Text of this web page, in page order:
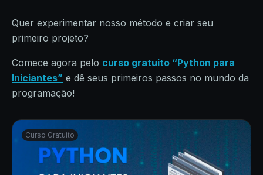
Quer experimentar nosso método e criar seu
primeiro projeto?
Comece agora pelo curso gratuito “Python para
Iniciantes” e dê seus primeiros passos no mundo da
programação!
Curso Gratuito